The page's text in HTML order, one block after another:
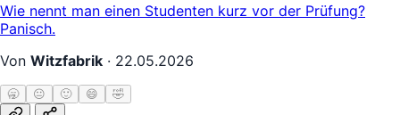
Wie nennt man einen Studenten kurz vor der Prüfung?
Panisch.
Von Witzfabrik · 22.05.2026
🥱 😐 🙂 😄 🤣